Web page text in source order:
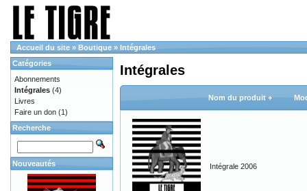
Accueil du site » Boutique » Intégrales
Intégrales
Nom du produit +
Intégrale 2006
Catégories
Abonnements
Intégrales (4)
Livres
Faire un don (1)
Recherche
Nouveautés